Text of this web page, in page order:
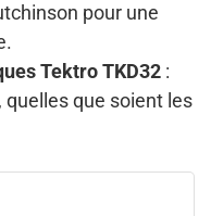
pour une
Tektro TKD32 :
que soient les